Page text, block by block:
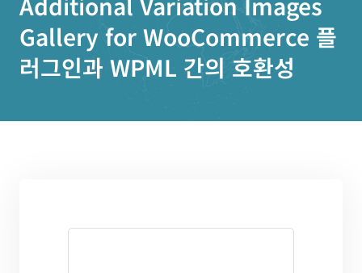
Gallery for WooCommerce 플
러그인과 WPML 간의 호환성